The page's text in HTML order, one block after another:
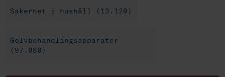
Säkerhet i hushåll (13.120)
Golvbehandlingsapparater
(97.080)